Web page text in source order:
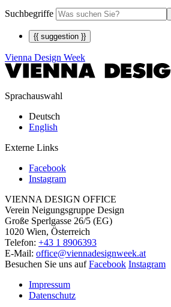
Suchbegriffe
{{ suggestion }}
Vienna Design Week
Sprachauswahl
Deutsch
English
Externe Links
Facebook
Instagram
VIENNA DESIGN OFFICE
Verein Neigungsgruppe Design
Große Sperlgasse 26/5 (EG)
1020 Wien, Österreich
Telefon: +43 1 8906393
E-Mail: office@viennadesignweek.at
Besuchen Sie uns aufFacebook Instagram
Impressum
Datenschutz